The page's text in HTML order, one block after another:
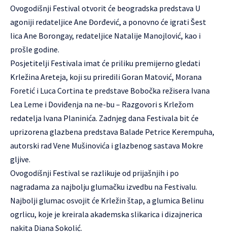
Ovogodišnji Festival otvorit će beogradska predstava U
agoniji redateljice Ane Đorđević, a ponovno će igrati Šest
lica Ane Borongay, redateljice Natalije Manojlović, kao i
prošle godine.
Posjetitelji Festivala imat će priliku premijerno gledati
Krležina Areteja, koji su priredili Goran Matović, Morana
Foretić i Luca Cortina te predstave Bobočka režisera Ivana
Lea Leme i Doviđenja na ne-bu – Razgovori s Krležom
redatelja Ivana Planinića. Zadnjeg dana Festivala bit će
uprizorena glazbena predstava Balade Petrice Kerempuha,
autorski rad Vene Mušinovića i glazbenog sastava Mokre
gljive.
Ovogodišnji Festival se razlikuje od prijašnjih i po
nagradama za najbolju glumačku izvedbu na Festivalu.
Najbolji glumac osvojit će Krležin štap, a glumica Belinu
ogrlicu, koje je kreirala akademska slikarica i dizajnerica
nakita Diana Sokolić.